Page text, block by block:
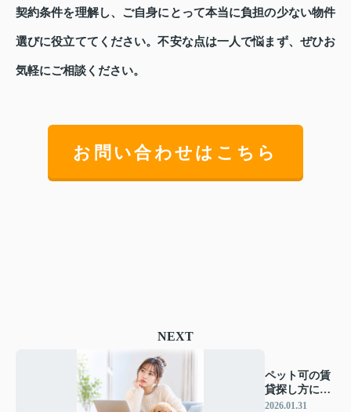
契約条件を理解し、ご自身にとって本当に負担の少ない物件
選びに役立ててください。不安な点は一人で悩まず、ぜひお
気軽にご相談ください。
お問い合わせはこちら
NEXT
ペット可の賃
貸探し方に迷
っていません
2026.01.31